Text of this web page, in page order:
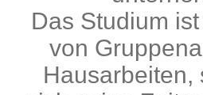
Das Studium
von
Hausarbeiten,